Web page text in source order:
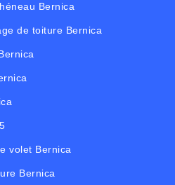
Bernica
de toiture Bernica
volet Bernica
Bernica